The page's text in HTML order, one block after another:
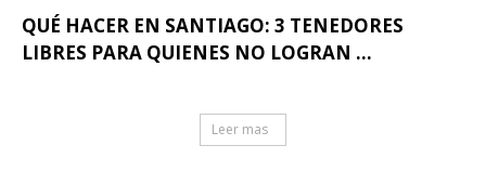
QUÉ HACER EN SANTIAGO: 3 TENEDORES
LIBRES PARA QUIENES NO LOGRAN ...
Leer mas